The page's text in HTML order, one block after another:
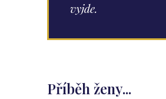
vyjde.
Příběh ženy...